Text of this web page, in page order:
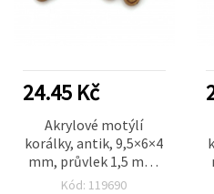
24.45 Kč
Akrylové motýlí
korálky, antik, 9,5×6×4
mm, průvlek 1,5 mm,
hnědá, 50 g (~400 ks)
Kód: 119690